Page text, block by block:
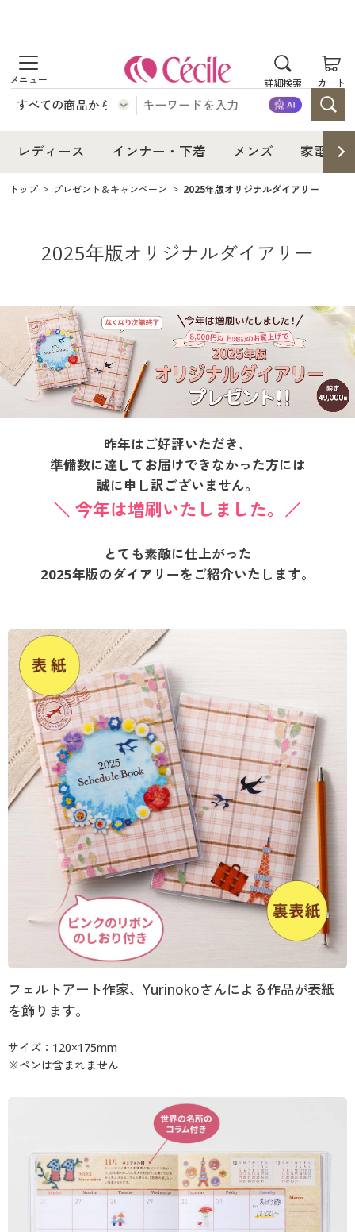
詳細検索 カート
商品を探す
レディース
レディース通販すべて
レディースファッション
インナー・下着
インナー・下着通販すべて
ジュニア・ティーンズ下着
メンズ
メンズ下着
家電
キッチン・雑貨・日用品
寝具・インテリア・家具通販すべて
家具・収納
寝具・ベッド
カーテン・ラグ・ファブリック
美容・健康
美容・健康通販すべて
美容・健康・サプリメント
制服・スクール
制服・スクールすべて
制服・学生服
ジュニア・ティーンズ下着
大きいサイズ
大きいサイズ通販すべて
大きいサイズ レディース服
大きいサイズ レディース下着
大きいサイズ 事務・制服
バーゲン
バーゲンセール
シークレットセール
詳細検索
商品カテゴリ一覧
カタログ・チラシからのご注文
デジタルカタログ
カタログ無料プレゼント
会員メニュー
マイページ
閲覧履歴
お気に入り
サポート
ご利用ガイド
よくある質問とお問い合わせ
レディース インナー・下着 メンズ 家電・
レディース通販すべて
レディースファッション
女性下着
インナー・下着
インナー・下着通販すべて
女性下着
ジュニア・ティーンズ下着
メンズ
メンズ通販すべて
メンズファッション
家電・雑貨
家電・雑貨すべて
寝具・インテリア・家具
寝具・インテリア・家具通販すべて
寝具・ベッド
カーテン・ラグ・ファブリック
美容・健康・サプリメント
制服・スクールすべて
制服・学生服
ジュニア・ティーンズ下着
大きいサイズ
大きいサイズ通販すべて
大きいサイズ レディース服
大きいサイズ レディース下着
大きいサイズ メンズ
大きいサイズ 事務・制服
バーゲン
バーゲンセール
シークレットセール
詳細検索
商品カテゴリ一覧
カタログ
デジタルカタログ
カタログ無料プレゼント
会員メニュー
マイページ
閲覧履歴
お気に入り
サポート
ご利用ガイド
よくある質問とお問い合わせ
トップ プレゼント＆キャンペーン 2025年版オリジナルダイアリー
2025年版オリジナルダイアリー
昨年はご好評いただき、
準備数に達してお届けできなかった方には
誠に申し訳ございません。
＼ 今年は増刷いたしました。／
とても素敵に仕上がった
2025年版のダイアリーをご紹介いたします。
フェルトアート作家、Yurinokoさんによる作品が表紙
を飾ります。
サイズ：120×175mm
※ペンは含まれません